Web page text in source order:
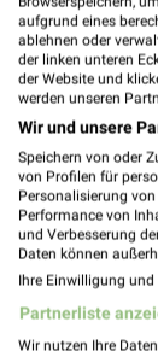
aufgrund eines
ablehnen oder
der linken unteren
der Website und
werden unseren
Wir und unsere
Speichern von oder
von Profilen für
Personalisierung
Performance von
und Verbesserung
Daten können
Ihre Einwilligung
Partnerliste
Wir nutzen Ihre